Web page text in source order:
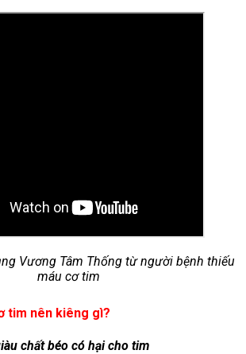
Vương Tâm Thống từ người bệnh thiếu
máu cơ tim
tim nên kiêng gì?
chất béo có hại cho tim